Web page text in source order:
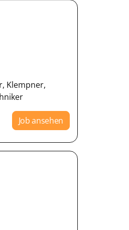
Klempner,
Job ansehen